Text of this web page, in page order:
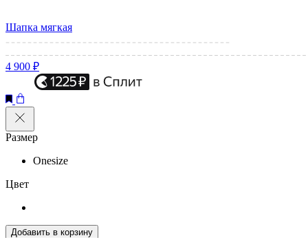
Шапка мягкая
4 900 ₽
Размер
Onesize
Цвет
Добавить в корзину